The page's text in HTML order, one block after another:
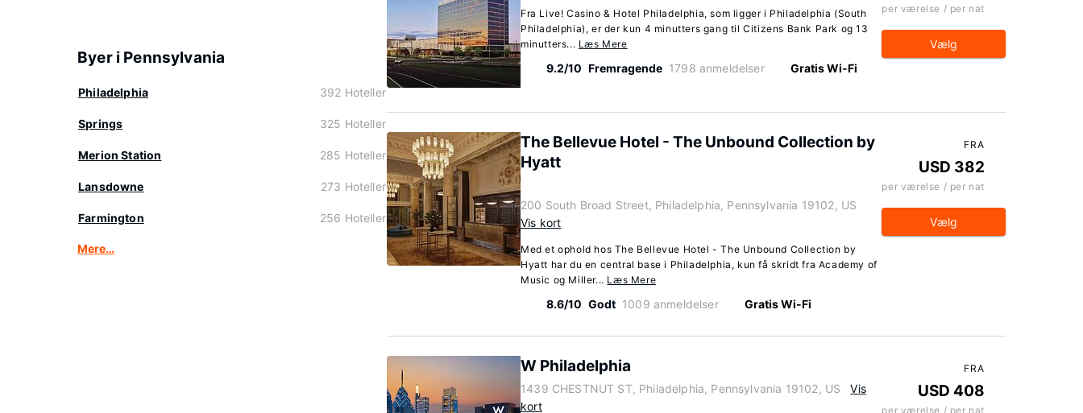
Byer i Pennsylvania
Philadelphia 392 Hoteller
Springs 325 Hoteller
Merion Station 285 Hoteller
Lansdowne 273 Hoteller
Farmington 256 Hoteller
Mere…
Fra Live! Casino & Hotel Philadelphia, som ligger i Philadelphia (South
Philadelphia), er der kun 4 minutters gang til Citizens Bank Park og 13
minutters... Læs Mere
9.2/10 Fremragende 1798 anmeldelser Gratis Wi-Fi
per værelse / per nat
Vælg
The Bellevue Hotel - The Unbound Collection by
Hyatt
200 South Broad Street, Philadelphia, Pennsylvania 19102, US
Vis kort
Med et ophold hos The Bellevue Hotel - The Unbound Collection by
Hyatt har du en central base i Philadelphia, kun få skridt fra Academy of
Music og Miller... Læs Mere
8.6/10 Godt 1009 anmeldelser Gratis Wi-Fi
FRA
USD 382
per værelse / per nat
Vælg
W Philadelphia
1439 CHESTNUT ST, Philadelphia, Pennsylvania 19102, US
Vis
kort
FRA
USD 408
per værelse / per nat